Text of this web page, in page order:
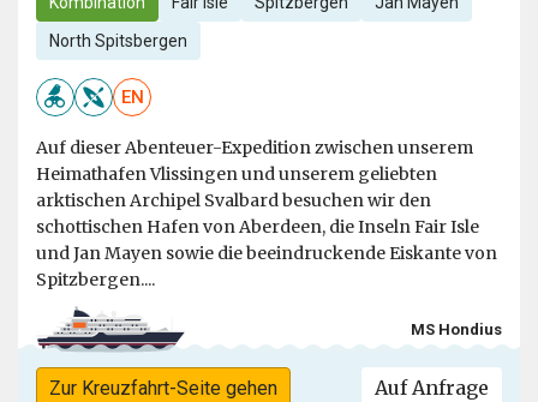
North Spitsbergen
EN
Auf dieser Abenteuer-Expedition zwischen unserem
Heimathafen Vlissingen und unserem geliebten
arktischen Archipel Svalbard besuchen wir den
schottischen Hafen von Aberdeen, die Inseln Fair Isle
und Jan Mayen sowie die beeindruckende Eiskante von
Spitzbergen....
MS Hondius
Zur Kreuzfahrt-Seite gehen Auf Anfrage